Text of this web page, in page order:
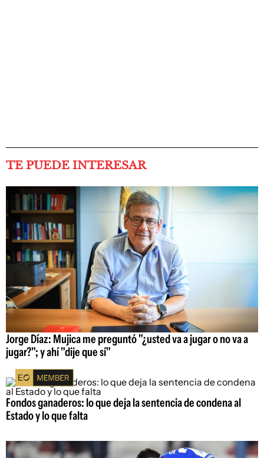
TE PUEDE INTERESAR
Jorge Díaz: Mujica me preguntó "¿usted va a jugar o no va a
jugar?"; y ahí "dije que sí"
Fondos ganaderos: lo que deja la sentencia de condena al
Estado y lo que falta